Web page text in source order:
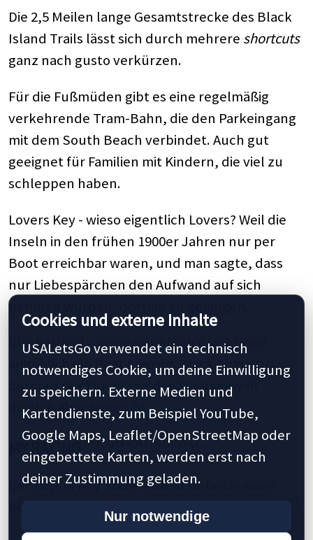
Die 2,5 Meilen lange Gesamtstrecke des Black
Island Trails lässt sich durch mehrere shortcuts
ganz nach gusto verkürzen.
Für die Fußmüden gibt es eine regelmäßig
verkehrende Tram-Bahn, die den Parkeingang
mit dem South Beach verbindet. Auch gut
geeignet für Familien mit Kindern, die viel zu
schleppen haben.
Lovers Key - wieso eigentlich Lovers? Weil die
Inseln in den frühen 1900er Jahren nur per
Boot erreichbar waren, und man sagte, dass
nur Liebespärchen den Aufwand auf sich
nehmen würden, dorthin zu gelangen.
Black Island - wieso eigentlich Black? Weil
angeblich ein Pirat namens Black Augustus
dort auf der Flucht vor der Staatsgewalt
dorthin abgehauen ist.
MY RATING
Der Lovers Key State Park ist definitiv einen
Cookies und externe Inhalte
USALetsGo verwendet ein technisch
notwendiges Cookie, um deine Einwilligung
zu speichern. Externe Medien und
Kartendienste, zum Beispiel YouTube,
Google Maps, Leaflet/OpenStreetMap oder
eingebettete Karten, werden erst nach
deiner Zustimmung geladen.
Nur notwendige